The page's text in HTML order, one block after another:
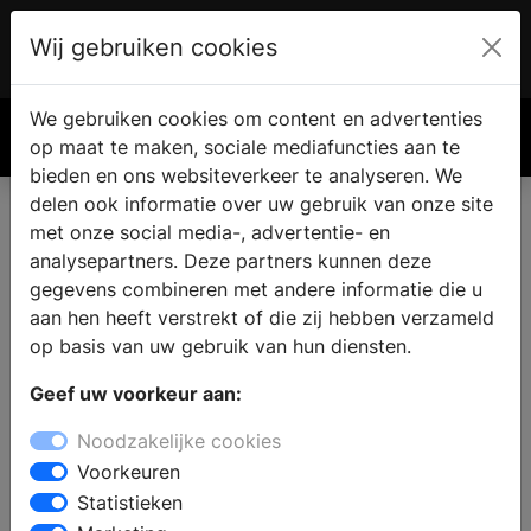
€ 0.00
Badkamer winkel in 's-
Gravendeel
winkel, omdat u de badkamer wilt renoveren of
verbouwen? Wanneer u zich oriënteert op een nieuwe
badkamer, dan vindt u in de badkamer showroom
inspiratie en informatie voor het samenstellen van uw
droombadkamer. Geeft u de voorkeur aan een
Wij gebruiken cookies
We gebruiken cookies om content en advertenties
op maat te maken, sociale mediafuncties aan te
bieden en ons websiteverkeer te analyseren. We
delen ook informatie over uw gebruik van onze site
met onze social media-, advertentie- en
analysepartners. Deze partners kunnen deze
gegevens combineren met andere informatie die u
aan hen heeft verstrekt of die zij hebben verzameld
op basis van uw gebruik van hun diensten.
Geef uw voorkeur aan:
Noodzakelijke cookies
Voorkeuren
Statistieken